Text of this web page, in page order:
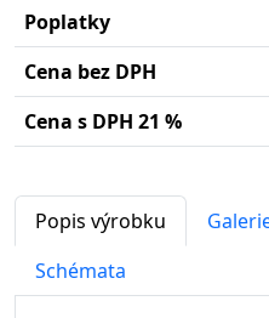
Poplatky
Cena bez DPH
Cena s DPH 21 %
Popis výrobku
Schémata